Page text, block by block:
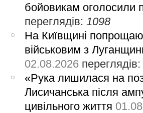
бойовикам оголосили
переглядів: 1098
На Київщині
військовим з
02.08.2026 переглядів:
«Рука лишилася на
Лисичанська після
цивільного життя